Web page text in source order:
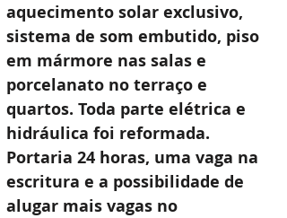
aquecimento solar exclusivo,
sistema de som embutido, piso
em mármore nas salas e
porcelanato no terraço e
quartos. Toda parte elétrica e
hidráulica foi reformada.
Portaria 24 horas, uma vaga na
escritura e a possibilidade de
alugar mais vagas no